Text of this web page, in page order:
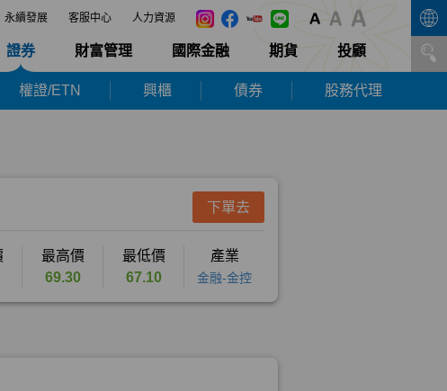
永續發展 客服中心 人力資源
證券 財富管理 國際金融 期貨 投顧
權證/ETN 興櫃 債券 股務代理